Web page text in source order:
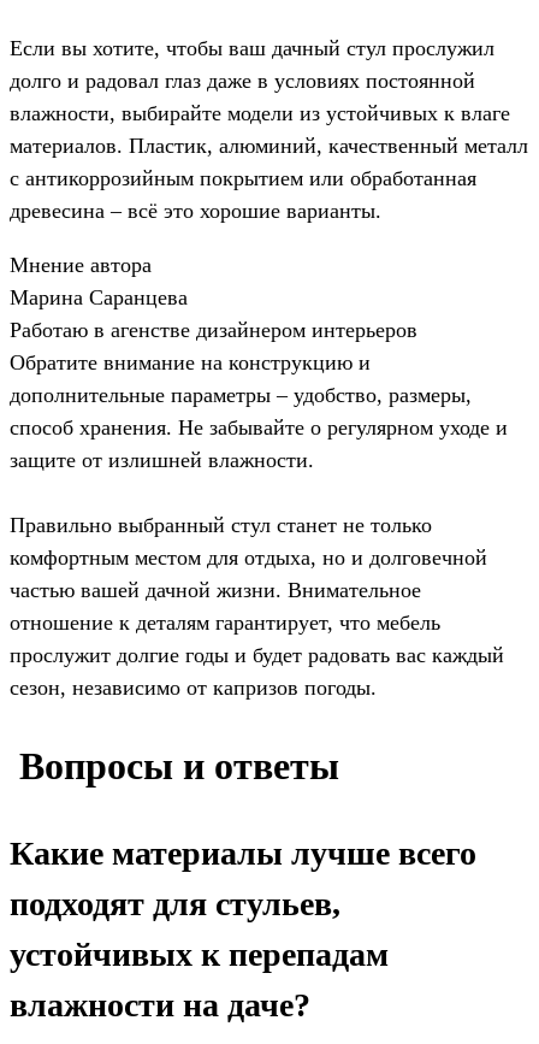
Если вы хотите, чтобы ваш дачный стул прослужил
долго и радовал глаз даже в условиях постоянной
влажности, выбирайте модели из устойчивых к влаге
материалов. Пластик, алюминий, качественный металл
с антикоррозийным покрытием или обработанная
древесина – всё это хорошие варианты.
Мнение автора
Марина Саранцева
Работаю в агенстве дизайнером интерьеров
Обратите внимание на конструкцию и
дополнительные параметры – удобство, размеры,
способ хранения. Не забывайте о регулярном уходе и
защите от излишней влажности.
Правильно выбранный стул станет не только
комфортным местом для отдыха, но и долговечной
частью вашей дачной жизни. Внимательное
отношение к деталям гарантирует, что мебель
прослужит долгие годы и будет радовать вас каждый
сезон, независимо от капризов погоды.
️ Вопросы и ответы
Какие материалы лучше всего
подходят для стульев,
устойчивых к перепадам
влажности на даче?